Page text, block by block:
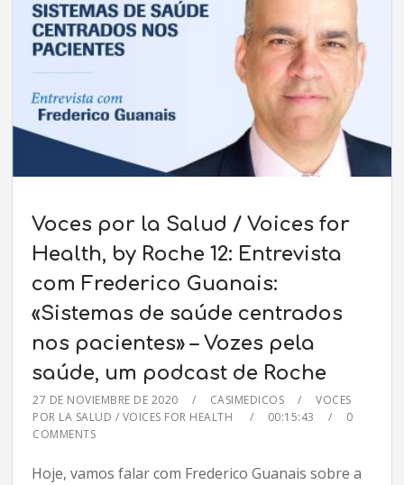
Voces por la Salud / Voices for
Health, by Roche 12: Entrevista
com Frederico Guanais:
«Sistemas de saúde centrados
nos pacientes» – Vozes pela
saúde, um podcast de Roche
27 DE NOVIEMBRE DE 2020 CASIMEDICOS
VOCES
POR LA SALUD / VOICES FOR HEALTH
00:15:43
0
COMMENTS
Hoje, vamos falar com Frederico Guanais sobre a